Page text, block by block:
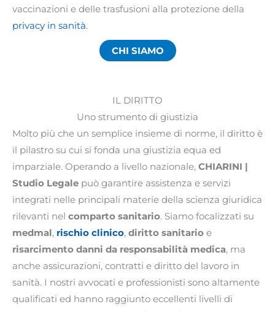
vaccinazioni e delle trasfusioni alla protezione della
privacy in sanità.
CHI SIAMO
IL DIRITTO
Uno strumento di giustizia
Molto più che un semplice insieme di norme, il diritto è
il pilastro su cui si fonda una giustizia equa ed
imparziale. Operando a livello nazionale, CHIARINI |
Studio Legale può garantire assistenza e servizi
integrati nelle principali materie della scienza giuridica
rilevanti nel comparto sanitario. Siamo focalizzati su
medmal, rischio clinico, diritto sanitario e
risarcimento danni da responsabilità medica, ma
anche assicurazioni, contratti e diritto del lavoro in
sanità. I nostri avvocati e professionisti sono altamente
qualificati ed hanno raggiunto eccellenti livelli di